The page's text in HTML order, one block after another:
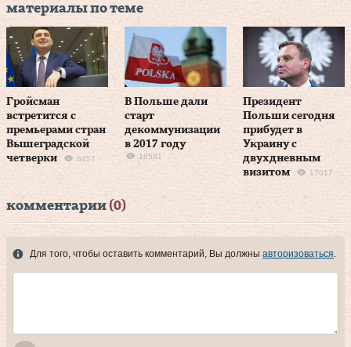
материалы по теме
Гройсман
встретится с
премьерами стран
Вышеградской
четверки
8457
В Польше дали
старт
декоммунизации
в 2017 году
18581
Президент
Польши сегодня
прибудет в
Украину с
двухдневным
визитом
17017
комментарии (0)
Для того, чтобы оставить комментарий, Вы должны авторизоваться.